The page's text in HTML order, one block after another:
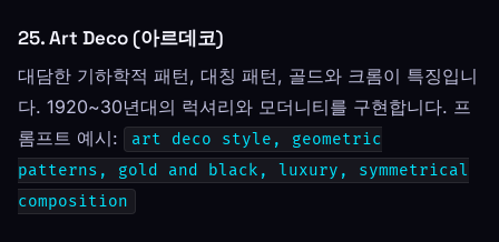
25. Art Deco (아르데코)
대담한 기하학적 패턴, 대칭 패턴, 골드와 크롬이 특징입니
다. 1920~30년대의 럭셔리와 모더니티를 구현합니다. 프
롬프트 예시:
art deco style, geometric
patterns, gold and black, luxury, symmetrical
composition